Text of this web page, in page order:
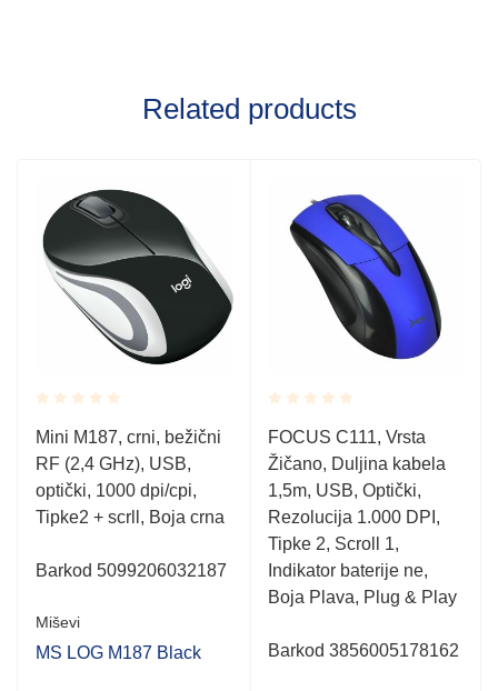
Related products
Rated
0.001
out
5
Mini M187, crni, bežični
RF (2,4 GHz), USB,
optički, 1000 dpi/cpi,
Tipke2 + scrll, Boja crna
Barkod 5099206032187
Miševi
MS LOG M187 Black
Rated
0.001
out
of
5
FOCUS C111, Vrsta
Žičano, Duljina kabela
1,5m, USB, Optički,
Rezolucija 1.000 DPI,
Tipke 2, Scroll 1,
Indikator baterije ne,
Boja Plava, Plug & Play
Barkod 3856005178162